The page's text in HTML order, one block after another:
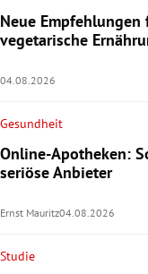
Neue
vegetarische
04.08.2026
Gesundheit
Online-Apotheken:
seriöse Anbieter
Ernst Mauritz04.08.2026
Studie